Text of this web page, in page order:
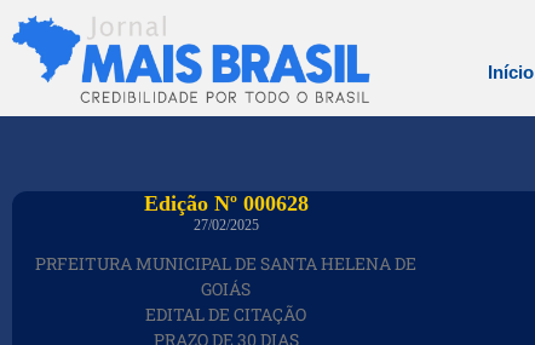
Início
Edição Nº 000628
27/02/2025
PRFEITURA MUNICIPAL DE SANTA HELENA DE
GOIÁS
EDITAL DE CITAÇÃO
PRAZO DE 30 DIAS